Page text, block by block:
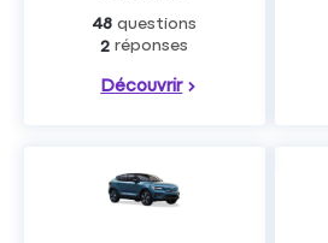
48 questions
2 réponses
Découvrir